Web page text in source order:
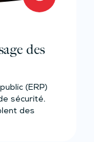
des
(ERP)
sécurité.
des